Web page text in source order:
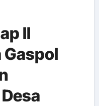
II
Gaspol